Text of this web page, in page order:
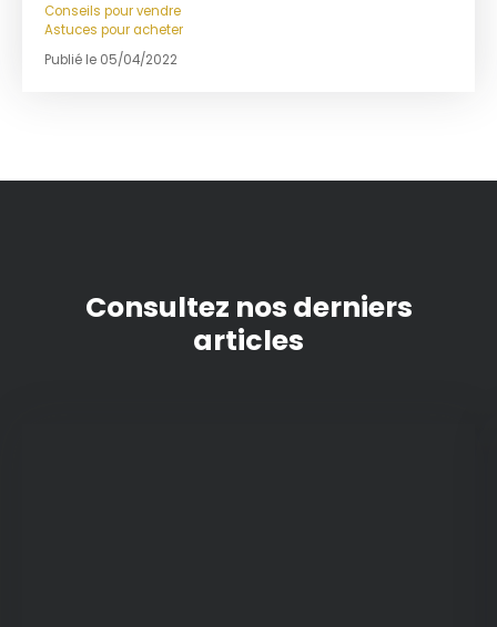
Conseils pour vendre
Astuces pour acheter
Publié le 05/04/2022
Consultez nos derniers
articles